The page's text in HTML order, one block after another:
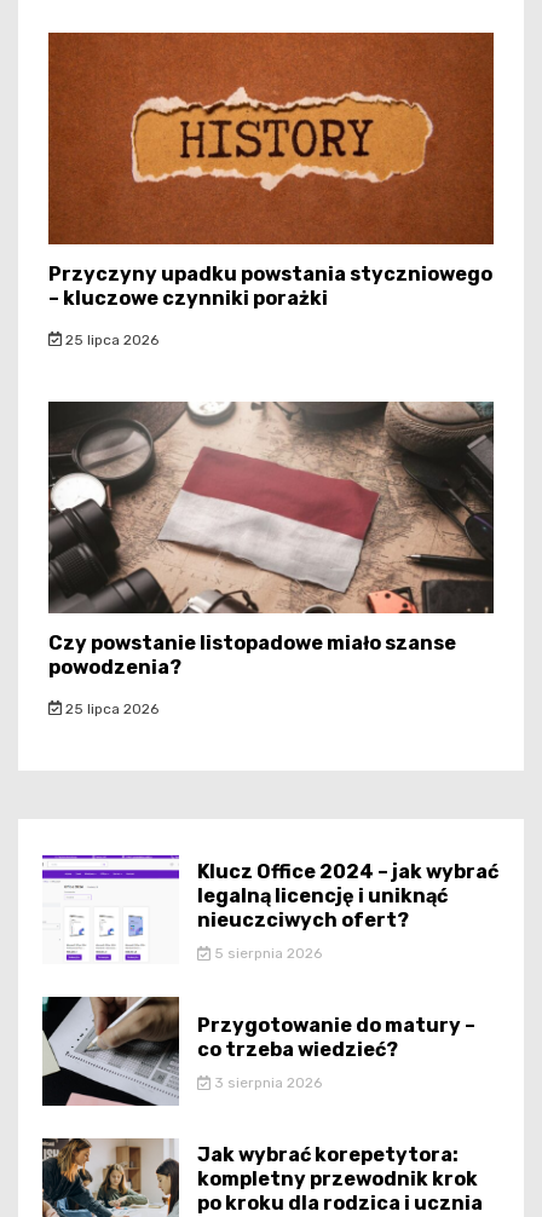
Przyczyny upadku powstania styczniowego
– kluczowe czynniki porażki
25 lipca 2026
Czy powstanie listopadowe miało szanse
powodzenia?
25 lipca 2026
Klucz Office 2024 – jak wybrać
legalną licencję i uniknąć
nieuczciwych ofert?
5 sierpnia 2026
Przygotowanie do matury –
co trzeba wiedzieć?
3 sierpnia 2026
Jak wybrać korepetytora:
kompletny przewodnik krok
po kroku dla rodzica i ucznia